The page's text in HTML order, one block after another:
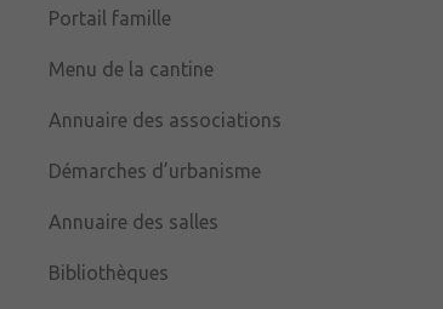
Portail famille
Menu de la cantine
Annuaire des associations
Démarches d’urbanisme
Annuaire des salles
Bibliothèques